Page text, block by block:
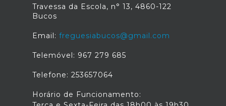
Travessa da Escola, n° 13, 4860-122
Bucos
Email: freguesiabucos@gmail.com
Telemóvel: 967 279 685
Telefone: 253657064
Horário de Funcionamento: